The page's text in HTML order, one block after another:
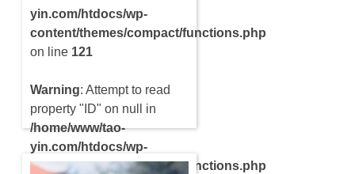
yin.com/htdocs/wp-
content/themes/compact/functions.php
on line 121
Warning: Attempt to read
property "ID" on null in
/home/www/tao-
yin.com/htdocs/wp-
content/themes/compact/functions.php